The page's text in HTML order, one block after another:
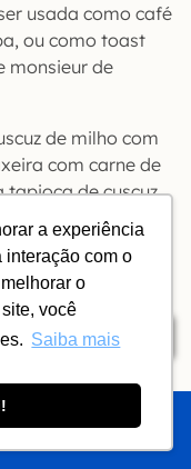
a experiência
interação com o
o
você
Saiba mais
COMER FAZER
Índice
usada como café
ou como toast
monsieur de
de milho com
com carne de
tapioca de cuscuz
Entre as
sem açúcar e
e a partir das 8h
Omena, 101 –
|Instagram